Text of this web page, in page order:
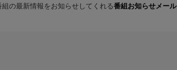
の最新情報をお知らせしてくれる番組お知らせメール